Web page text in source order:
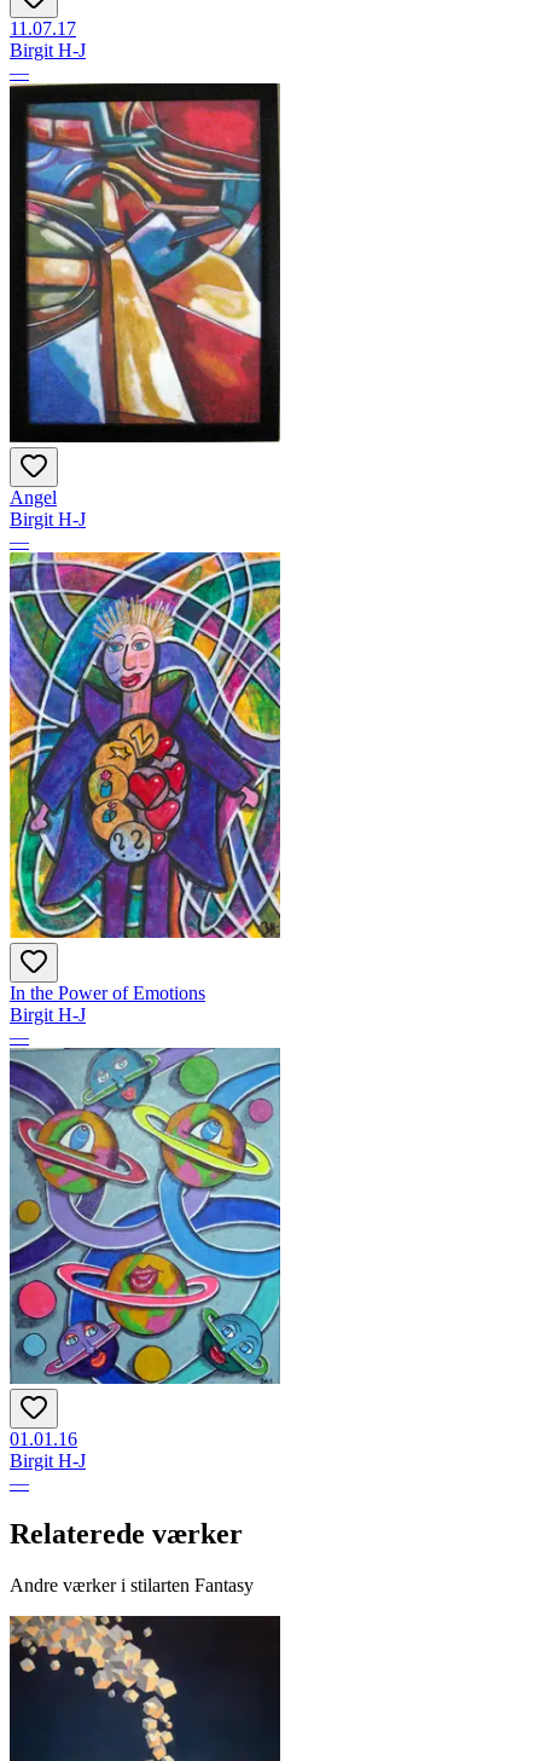
11.07.17
Birgit H-J
—
Angel
Birgit H-J
—
In the Power of Emotions
Birgit H-J
—
01.01.16
Birgit H-J
—
Relaterede værker
Andre værker i stilarten Fantasy